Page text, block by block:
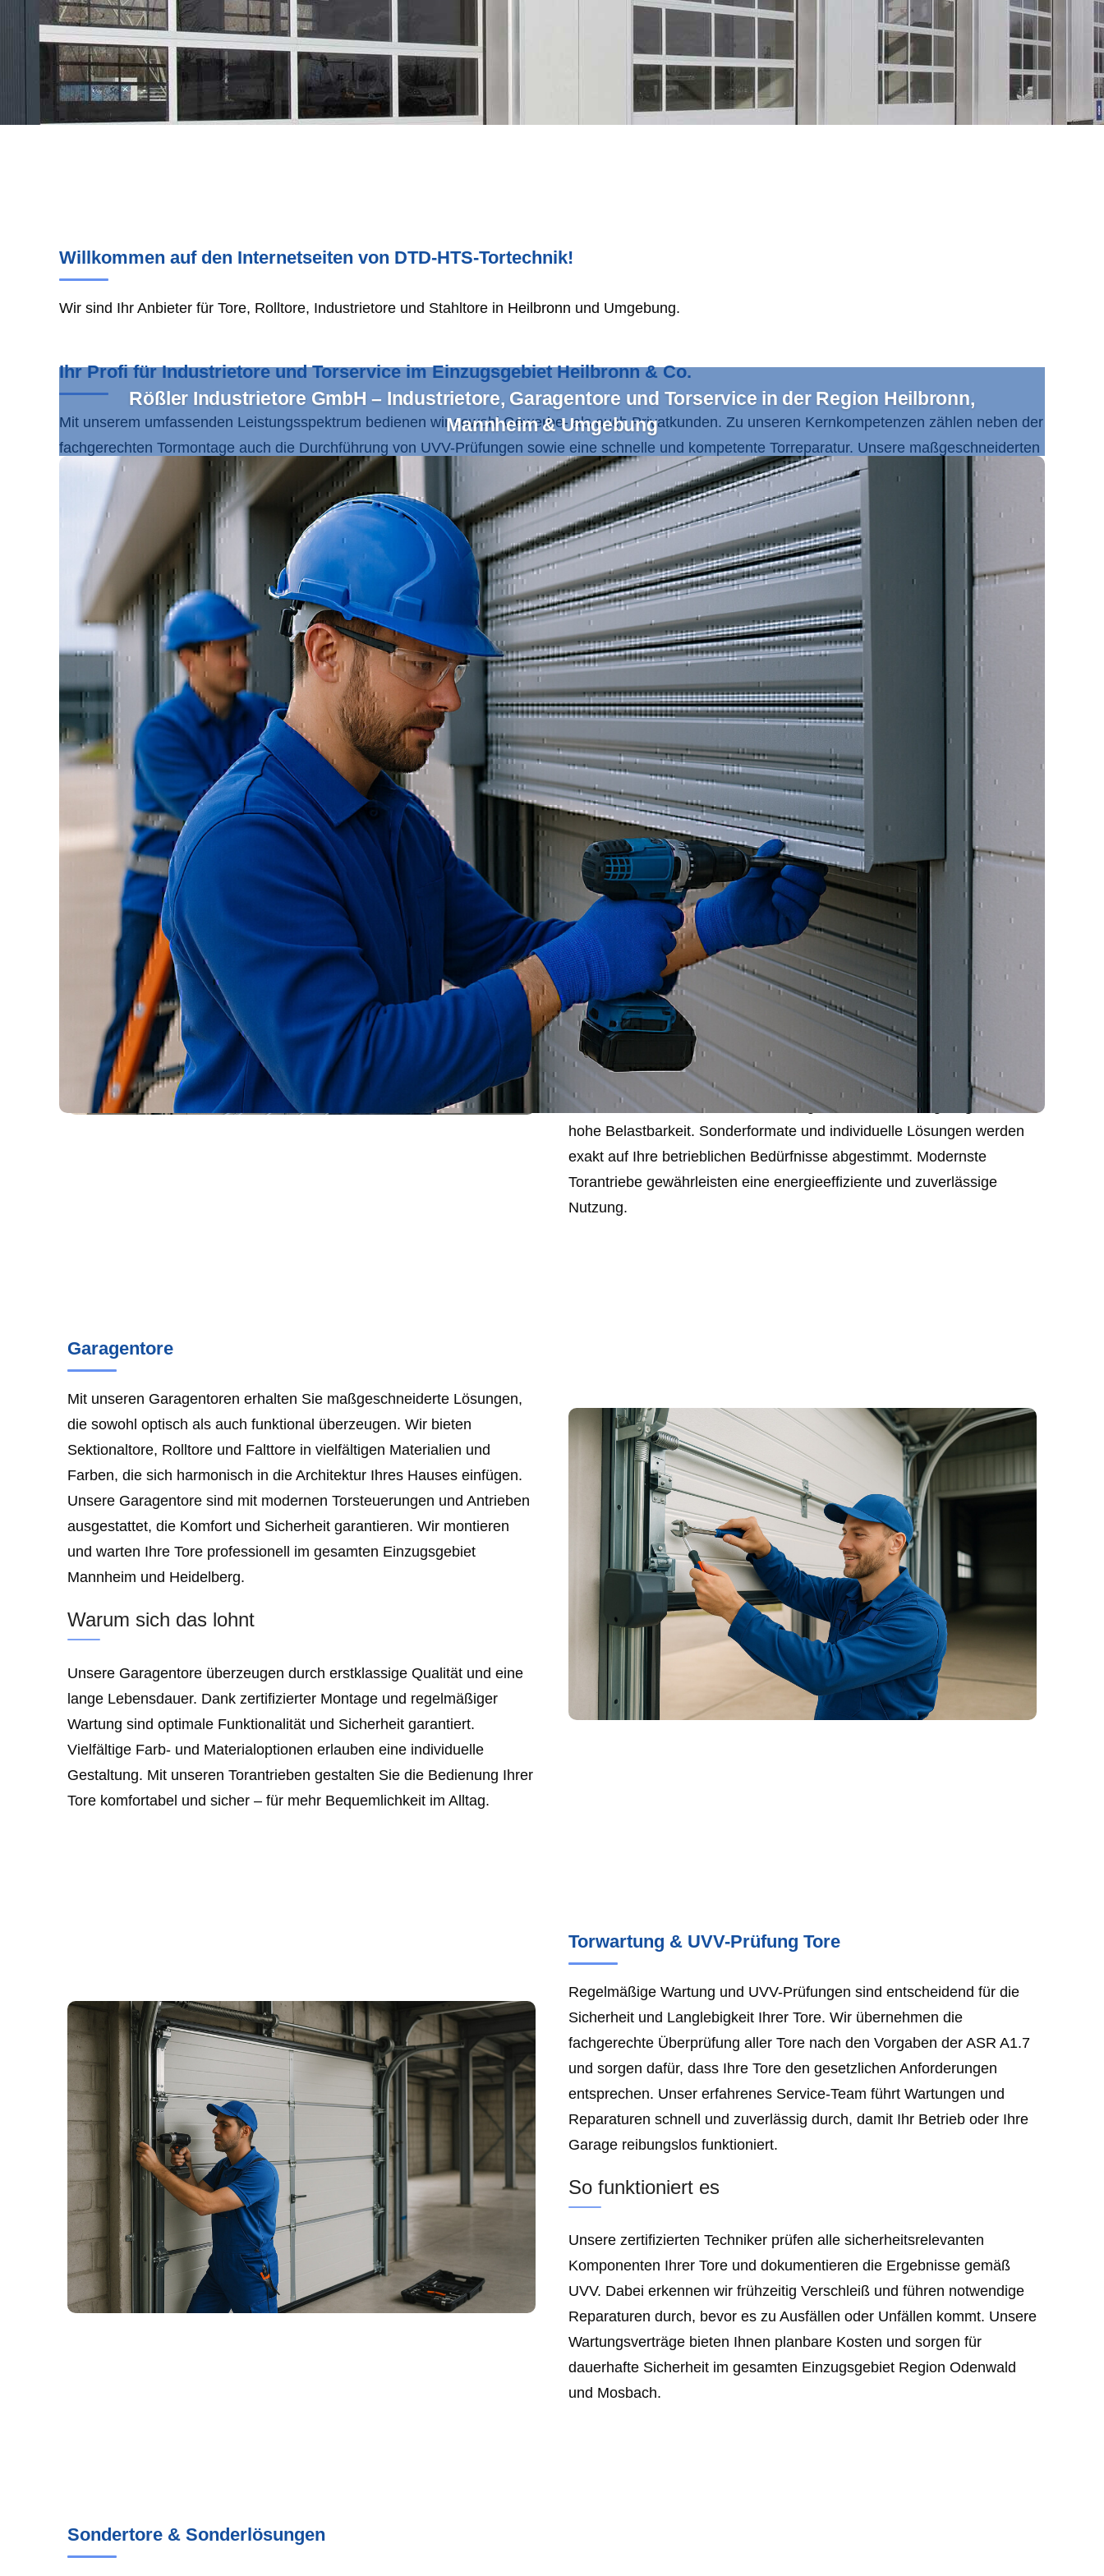
Rößler Industrietore GmbH – Industrietore, Garagentore und Torservice in der Region Heilbronn,
Mannheim & Umgebung
Willkommen auf den Internetseiten von DTD-HTS-Tortechnik!
Wir sind Ihr Anbieter für Tore, Rolltore, Industrietore und Stahltore in Heilbronn und Umgebung.
Ihr Profi für Industrietore und Torservice im Einzugsgebiet Heilbronn & Co.
Mit unserem umfassenden Leistungsspektrum bedienen wir sowohl Gewerbe- als auch Privatkunden. Zu unseren Kernkompetenzen zählen neben der
fachgerechten Tormontage auch die Durchführung von UVV-Prüfungen sowie eine schnelle und kompetente Torreparatur. Unsere maßgeschneiderten
Tore nach Maß sind perfekt auf Ihre Bedürfnisse abgestimmt und erfüllen höchste Ansprüche an Sicherheit und Funktionalität. Das Einzugsgebiet
unserer Dienstleistungen umfasst die gesamte Region Heilbronn,Mannheim, Heidelberg,Sinsheim, den Odenwald sowie
und Buchen.
Vertrauen Sie auf unseren zertifizierten Service und unsere Unternehmensgrundsätze, die auf Respekt, Verantwortung und Innovationsfreude
basieren.
Wir legen größten Wert auf nachhaltige Lösungen und eine transparente Kommunikation mit unseren Kunden. Dabei profitieren Sie von unserer
langjährigen Expertise, modernsten Technologien und einem engagierten Team, das Ihre Anforderungen mit größter Sorgfalt umsetzt. Unsere
umfassenden Leistungen von der Planung bis zur Wartung machen uns zum idealen Partner für alle Tore in Ihrer Region.
Wir bieten Ihnen robuste und langlebige Industrietore, die speziell auf
die hohen Anforderungen Ihres Gewerbebetriebs abgestimmt sind. Ob
Sektionaltore, Rolltore oder Schnelllauftore – unsere Lösungen
überzeugen durch Qualität und Funktionssicherheit. Wir beraten Sie
ausführlich, um das passende Tor mit optimaler Torsteuerung und
Antriebstechnik zu realisieren. Unsere Industrietore sind ideal für
Werkstätten, Lagerhallen oder Produktionsstätten in der Region
Heilbronn und Umgebung.
Vorteile und Details
Unsere Industrietore erfüllen sämtliche aktuellen Sicherheitsnormen
und sind UVV-geprüft. Durch den Einsatz von hochwertigen Materialien
wie Stahl- oder Aluminiumsektionen garantieren wir Langlebigkeit und
hohe Belastbarkeit. Sonderformate und individuelle Lösungen werden
exakt auf Ihre betrieblichen Bedürfnisse abgestimmt. Modernste
Torantriebe gewährleisten eine energieeffiziente und zuverlässige
Nutzung.
Garagentore
Mit unseren Garagentoren erhalten Sie maßgeschneiderte Lösungen,
die sowohl optisch als auch funktional überzeugen. Wir bieten
Sektionaltore, Rolltore und Falttore in vielfältigen Materialien und
Farben, die sich harmonisch in die Architektur Ihres Hauses einfügen.
Unsere Garagentore sind mit modernen Torsteuerungen und Antrieben
ausgestattet, die Komfort und Sicherheit garantieren. Wir montieren
und warten Ihre Tore professionell im gesamten Einzugsgebiet
Mannheim und Heidelberg.
Warum sich das lohnt
Unsere Garagentore überzeugen durch erstklassige Qualität und eine
lange Lebensdauer. Dank zertifizierter Montage und regelmäßiger
Wartung sind optimale Funktionalität und Sicherheit garantiert.
Vielfältige Farb- und Materialoptionen erlauben eine individuelle
Gestaltung. Mit unseren Torantrieben gestalten Sie die Bedienung Ihrer
Tore komfortabel und sicher – für mehr Bequemlichkeit im Alltag.
Torwartung & UVV-Prüfung Tore
Regelmäßige Wartung und UVV-Prüfungen sind entscheidend für die
Sicherheit und Langlebigkeit Ihrer Tore. Wir übernehmen die
fachgerechte Überprüfung aller Tore nach den Vorgaben der ASR A1.7
und sorgen dafür, dass Ihre Tore den gesetzlichen Anforderungen
entsprechen. Unser erfahrenes Service-Team führt Wartungen und
Reparaturen schnell und zuverlässig durch, damit Ihr Betrieb oder Ihre
Garage reibungslos funktioniert.
So funktioniert es
Unsere zertifizierten Techniker prüfen alle sicherheitsrelevanten
Komponenten Ihrer Tore und dokumentieren die Ergebnisse gemäß
UVV. Dabei erkennen wir frühzeitig Verschleiß und führen notwendige
Reparaturen durch, bevor es zu Ausfällen oder Unfällen kommt. Unsere
Wartungsverträge bieten Ihnen planbare Kosten und sorgen für
dauerhafte Sicherheit im gesamten Einzugsgebiet Region Odenwald
und Mosbach.
Sondertore & Sonderlösungen